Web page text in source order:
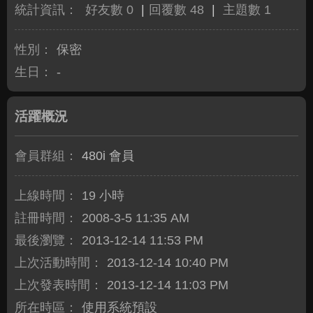
統計資訊： 好友數 0 回覆數 48 主題數 1
性別：
保密
生日：
-
活躍概況
會員群組： 480i 會員
上線時間：
19 小時
註冊時間：
2008-3-5 11:35 AM
最後瀏覽：
2013-12-14 11:53 PM
上次活動時間：
2013-12-14 10:40 PM
上次發表時間：
2013-12-14 11:03 PM
所在時區：
使用系統預設